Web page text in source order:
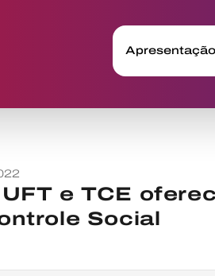
Apresentação
e TCE
Social